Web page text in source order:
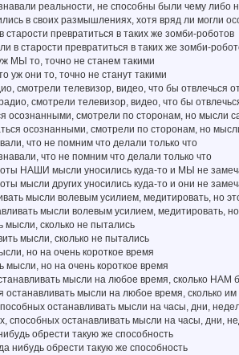
реальности, не способны были чему либо
в своих размышлениях, хотя вряд ли могли
превратиться в таких же зомби-роботов
в старости превратиться в таких же зомби-
МЫ то, точно не станем такими
уж они то, точно не станут такими
смотрели телевизор, видео, что бы отвлечься
смотрели телевизор, видео, что бы
осознанными, смотрели по сторонам, но мысли
осознанными, смотрели по сторонам, но
что не помним что делали только что
что не помним что делали только что
НАШИ мысли уносились куда-то и МЫ не
мысли других уносились куда-то и они не
мысли волевым усилием, медитировать, но
мысли волевым усилием, медитировать,
мысли, сколько не пытались
мысли, сколько не пытались
но на очень короткое время
мысли, но на очень короткое время
мысли на любое время, сколько НАМ
останавливать мысли на любое время, сколько
останавливать мысли на часы, дни,
способных останавливать мысли на часы, дни,
обрести такую же способность
нибудь обрести такую же способность